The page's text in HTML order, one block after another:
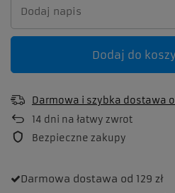
Dodaj do
Darmowa i szybka dostawa
14 dni na łatwy zwrot
Bezpieczne zakupy
Darmowa dostawa od 129 zł